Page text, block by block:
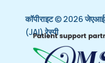
कॉपीराइट © 2026 जेएआई
(JAI) रेस्पी